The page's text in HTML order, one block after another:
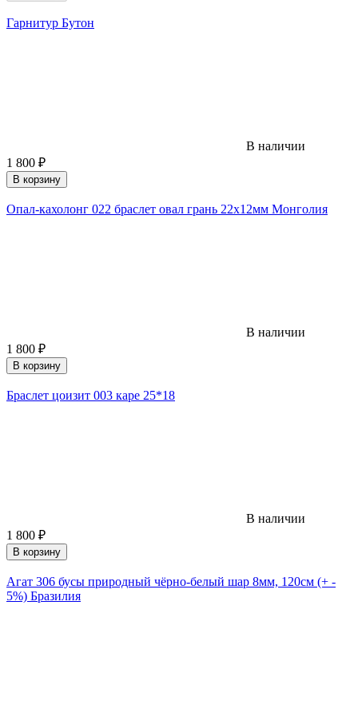
Гарнитур Бутон
В наличии
1 800 ₽
В корзину
Опал-кахолонг 022 браслет овал грань 22х12мм Монголия
В наличии
1 800 ₽
В корзину
Браслет цоизит 003 каре 25*18
В наличии
1 800 ₽
В корзину
Агат 306 бусы природный чёрно-белый шар 8мм, 120см (+ -
5%) Бразилия